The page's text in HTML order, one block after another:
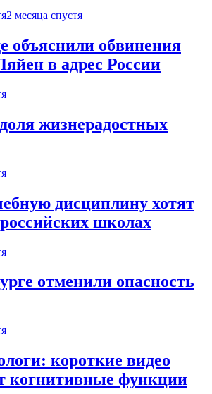
2 месяца спустя
объяснили обвинения
в адрес России
жизнерадостных
дисциплину хотят
школах
отменили опасность
короткие видео
когнитивные функции